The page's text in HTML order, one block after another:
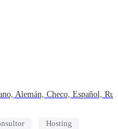
Alemán, Checo, Español,
Hosting